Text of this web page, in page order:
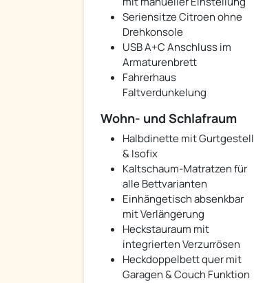
Seriensitze Citroen ohne
Drehkonsole
USB A+C Anschluss im
Armaturenbrett
Fahrerhaus
Faltverdunkelung
Wohn- und Schlafraum
Halbdinette mit Gurtgestell
& Isofix
Kaltschaum-Matratzen für
alle Bettvarianten
Einhängetisch absenkbar
mit Verlängerung
Heckstauraum mit
integrierten Verzurrösen
Heckdoppelbett quer mit
Garagen & Couch Funktion